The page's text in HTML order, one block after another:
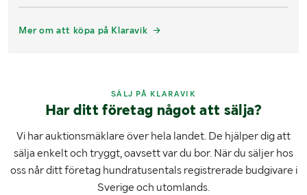
Mer om att köpa på Klaravik
SÄLJ PÅ KLARAVIK
Har ditt företag något att sälja?
Vi har auktionsmäklare över hela landet. De hjälper dig att
sälja enkelt och tryggt, oavsett var du bor. När du säljer hos
oss når ditt företag hundratusentals registrerade budgivare i
Sverige och utomlands.